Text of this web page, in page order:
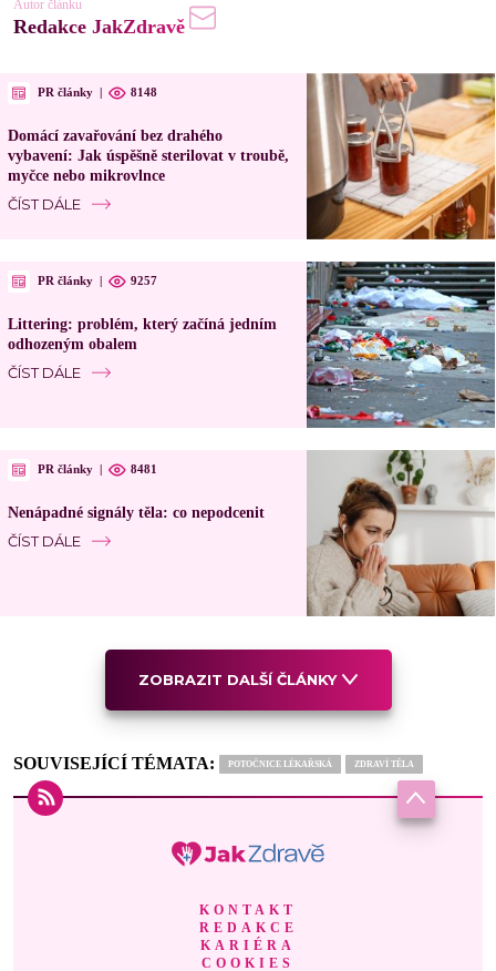
Autor článku
Redakce JakZdravě
PR články 8148
Domácí zavařování bez drahého
vybavení: Jak úspěšně sterilovat v troubě,
myčce nebo mikrovlnce
ČÍST DÁLE
PR články 9257
Littering: problém, který začíná jedním
odhozeným obalem
ČÍST DÁLE
PR články 8481
Nenápadné signály těla: co nepodcenit
ČÍST DÁLE
ZOBRAZIT DALŠÍ ČLÁNKY
SOUVISEJÍCÍ TÉMATA: POTOČNICE LÉKAŘSKÁ ZDRAVÍ TĚLA
KONTAKT
REDAKCE
KARIÉRA
COOKIES